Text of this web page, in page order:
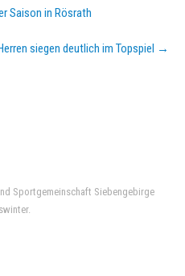
Saison in Rösrath
siegen deutlich im Topspiel →
Sportgemeinschaft Siebengebirge